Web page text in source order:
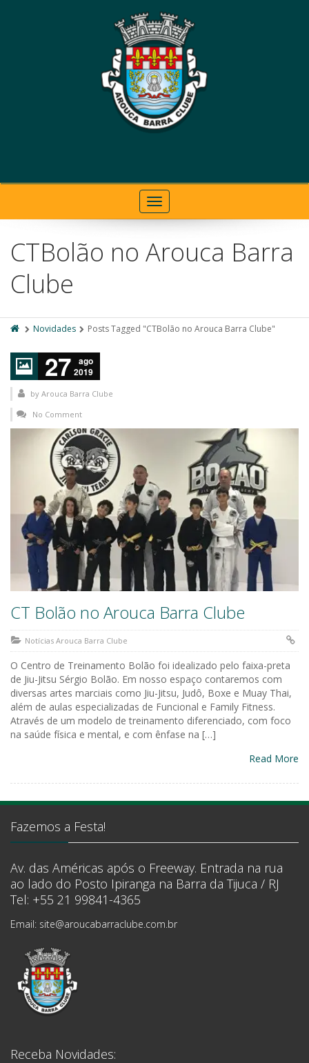
Toggle navigation
CTBolão no Arouca Barra
Clube
Novidades Posts Tagged "CTBolão no Arouca Barra Clube"
27
ago
2019
by Arouca Barra Clube
No Comment
CT Bolão no Arouca Barra Clube
Notícias Arouca Barra Clube
O Centro de Treinamento Bolão foi idealizado pelo faixa-preta
de Jiu-Jitsu Sérgio Bolão. Em nosso espaço contaremos com
diversas artes marciais como Jiu-Jitsu, Judô, Boxe e Muay Thai,
além de aulas especializadas de Funcional e Family Fitness.
Através de um modelo de treinamento diferenciado, com foco
na saúde física e mental, e com ênfase na […]
Read More
Fazemos a Festa!
Av. das Américas após o Freeway. Entrada na rua
ao lado do Posto Ipiranga na Barra da Tijuca / RJ
Tel: +55 21 99841-4365
Email: site@aroucabarraclube.com.br
Receba Novidades: